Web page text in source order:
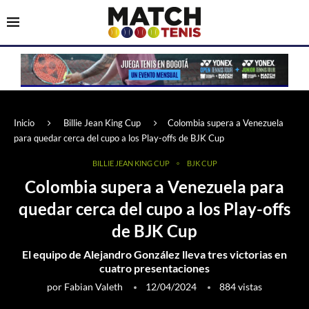
Inicio Billie Jean King Cup
Colombia supera a Venezuela
para quedar cerca del cupo a los Play-offs de BJK Cup
BILLIE JEAN KING CUP BJK CUP
Colombia supera a Venezuela para
quedar cerca del cupo a los Play-offs
de BJK Cup
El equipo de Alejandro González lleva tres victorias en
cuatro presentaciones
por Fabian Valeth 12/04/2024 884vistas